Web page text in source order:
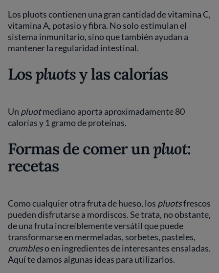
Los pluots contienen una gran cantidad de vitamina C,
vitamina A, potasio y fibra. No solo estimulan el
sistema inmunitario, sino que también ayudan a
mantener la regularidad intestinal.
Lospluotsy las calorías
Un pluotmediano aporta aproximadamente 80
calorías y 1 gramo de proteínas.
Formas de comer unpluot:
recetas
Como cualquier otra fruta de hueso, los pluotsfrescos
pueden disfrutarse a mordiscos. Se trata, no obstante,
de una fruta increíblemente versátil que puede
transformarse en mermeladas, sorbetes, pasteles,
crumbleso en ingredientes de interesantes ensaladas.
Aquí te damos algunas ideas para utilizarlos.